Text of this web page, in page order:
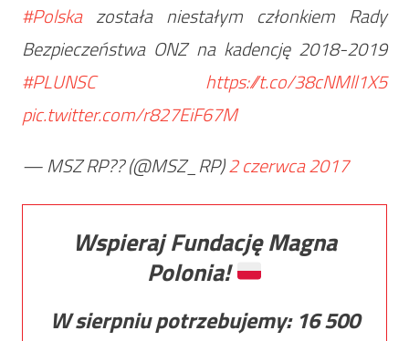
#Polskazostała niestałym członkiem Rady
Bezpieczeństwa ONZ na kadencję 2018-2019
#PLUNSC
https://t.co/38cNMll1X5
pic.twitter.com/r827EiF67M
— MSZ RP?? (@MSZ_RP)2 czerwca 2017
Wspieraj Fundację Magna
Polonia!
W sierpniu potrzebujemy: 16 500